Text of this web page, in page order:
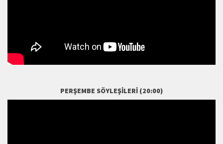
PERŞEMBE SÖYLEŞILERI (20:00)